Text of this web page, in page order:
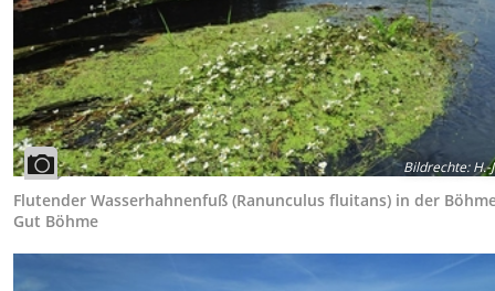
Bildrechte:H.-
Flutender Wasserhahnenfuß (Ranunculus fluitans) in der
Gut Böhme